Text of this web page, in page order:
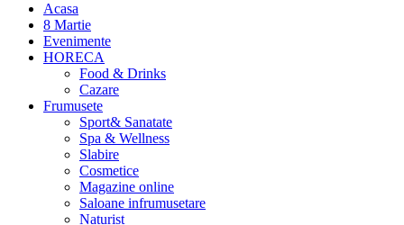
Acasa
8 Martie
Evenimente
HORECA
Food & Drinks
Cazare
Frumusete
Sport& Sanatate
Spa & Wellness
Slabire
Cosmetice
Magazine online
Saloane infrumusetare
Naturist